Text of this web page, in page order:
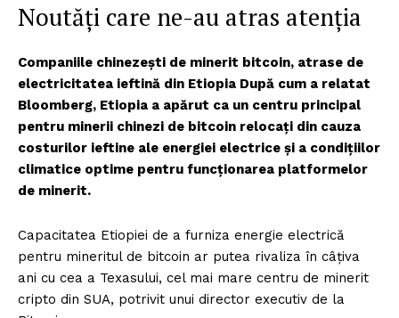
Noutăți care ne-au atras atenția
Companiile chinezești de minerit bitcoin, atrase de
electricitatea ieftină din Etiopia După cum a relatat
Bloomberg, Etiopia a apărut ca un centru principal
pentru minerii chinezi de bitcoin relocați din cauza
costurilor ieftine ale energiei electrice și a condițiilor
climatice optime pentru funcționarea platformelor
de minerit.
Capacitatea Etiopiei de a furniza energie electrică
pentru mineritul de bitcoin ar putea rivaliza în câțiva
ani cu cea a Texasului, cel mai mare centru de minerit
cripto din SUA, potrivit unui director executiv de la